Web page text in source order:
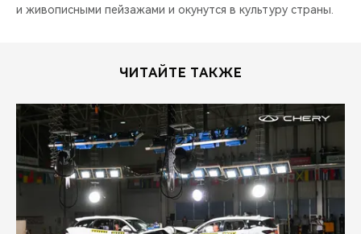
и живописными пейзажами и окунутся в культуру страны.
ЧИТАЙТЕ ТАКЖЕ